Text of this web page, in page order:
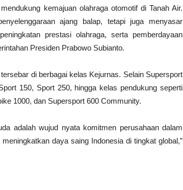
kemajuan olahraga otomotif di Tanah Air.
ajang balap, tetapi juga menyasar
prestasi olahraga, serta pemberdayaan
Presiden Prabowo Subianto.
di berbagai kelas Kejurnas. Selain Supersport
150, Sport 250, hingga kelas pendukung seperti
1000, dan Supersport 600 Community.
adalah wujud nyata komitmen perusahaan dalam
daya saing Indonesia di tingkat global,”